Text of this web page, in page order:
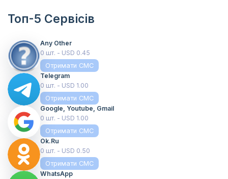
Топ-5 Сервісів
Any Other
0 шт. - USD 0.45
Отримати СМС
Telegram
0 шт. - USD 1.00
Отримати СМС
Google, Youtube, Gmail
0 шт. - USD 1.00
Отримати СМС
Ok.ru
0 шт. - USD 0.50
Отримати СМС
WhatsApp